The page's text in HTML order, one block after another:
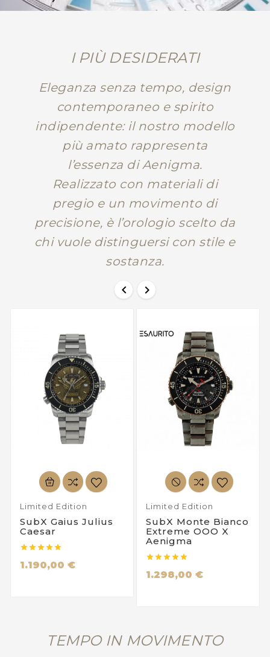
I PIÙ DESIDERATI
Eleganza senza tempo, design
contemporaneo e spirito
indipendente: il nostro modello
più amato rappresenta
l’essenza di Aenigma.
Realizzato con materiali di
pregio e un movimento di
precisione, è l’orologio scelto da
chi vuole distinguersi con stile e
sostanza.


Limited Edition
SubX Gaius Julius
Caesar

1.190,00 €
Limited Edition
SubX Monte Bianco
Extreme OOO X
Aenigma

1.298,00 €
TEMPO IN MOVIMENTO